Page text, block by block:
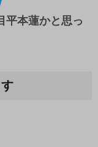
平本蓮かと思っ